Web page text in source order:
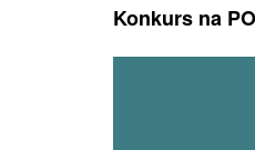
Konkurs na